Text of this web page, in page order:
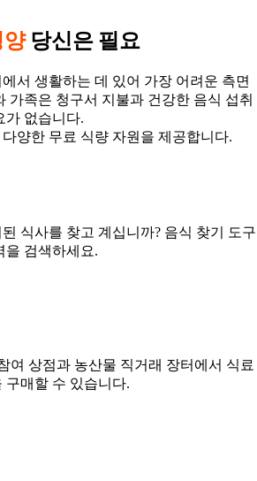
당신은 필요
서 생활하는 데 있어 가장 어려운 측면
가족은 청구서 지불과 건강한 음식 섭취
가 없습니다.
다양한 무료 식량 자원을 제공합니다.
식사를 찾고 계십니까? 음식 찾기 도구
을 검색하세요.
여 상점과 농산물 직거래 장터에서 식료
구매할 수 있습니다.